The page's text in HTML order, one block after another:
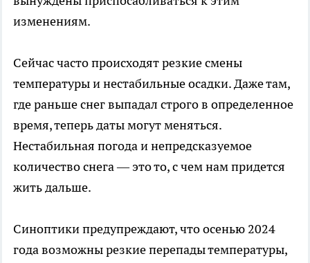
изменениям.
Сейчас часто происходят резкие смены
температуры и нестабильные осадки. Даже там,
где раньше снег выпадал строго в определенное
время, теперь даты могут меняться.
Нестабильная погода и непредсказуемое
количество снега — это то, с чем нам придется
жить дальше.
Синоптики предупреждают, что осенью 2024
года возможны резкие перепады температуры,